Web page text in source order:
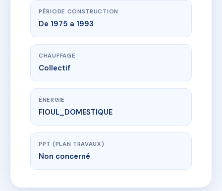
PÉRIODE CONSTRUCTION
De 1975 a 1993
CHAUFFAGE
Collectif
ÉNERGIE
FIOUL_DOMESTIQUE
PPT (PLAN TRAVAUX)
Non concerné